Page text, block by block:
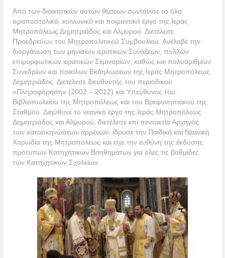
Από των διοικητικών αυτών θέσεων συντόνισε το όλο
ιεραποστολικό, κοινωνικό και ποιμαντικό έργο της Ιεράς
Μητροπόλεως Δημητριάδος και Αλμυρού. Διετέλεσε
Προεδρεύων του Μητροπολιτικού Συμβουλίου. Ανέλαβε την
διοργάνωση των μηνιαίων ιερατικών Συνάξεων, πολλών
επιμορφωτικών ιερατικών Σεμιναρίων, καθώς και πολυάριθμων
Συνεδρίων και ποικίλων Εκδηλώσεων της Ιεράς Μητροπόλεως
Δημητριάδος. Διετέλεσε διευθυντής του περιοδικού
«Πληροφόρηση» (2002 – 2012) και Υπεύθυνος του
Βιβλιοπωλείου της Μητροπόλεως και του Βρεφονηπιακού της
Σταθμού. Διηύθυνε το νεανικό έργο της Ιεράς Μητροπόλεως
Δημητριάδος και Αλμυρού, διετέλεσε επί πενταετία Αρχηγός
των κατασκηνώσεων αρρένων, ίδρυσε την Παιδική και Νεανική
Χορωδία της Μητροπόλεως και είχε την ευθύνη της έκδοσης
πρότυπων Κατηχητικών Βοηθημάτων για όλες τις βαθμίδες
των Κατηχητικών Σχολείων.